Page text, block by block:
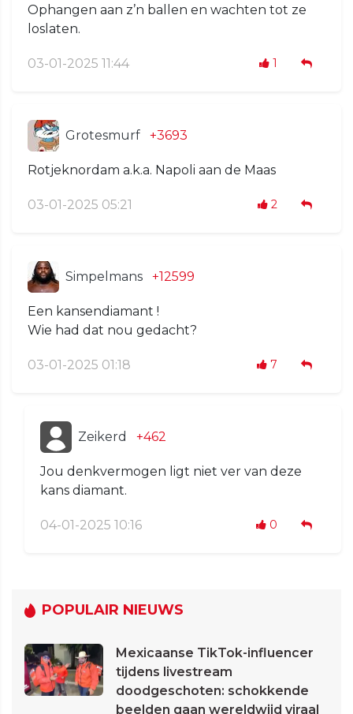
Ophangen aan z’n ballen en wachten tot ze
loslaten.
03-01-2025 11:44 1
Grotesmurf +3693
Rotjeknordam a.k.a. Napoli aan de Maas
03-01-2025 05:21 2
Simpelmans +12599
Een kansendiamant !
Wie had dat nou gedacht?
03-01-2025 01:18 7
Zeikerd +462
Jou denkvermogen ligt niet ver van deze
kans diamant.
04-01-2025 10:16 0
POPULAIR NIEUWS
Mexicaanse TikTok-influencer
tijdens livestream
doodgeschoten: schokkende
beelden gaan wereldwijd viraal